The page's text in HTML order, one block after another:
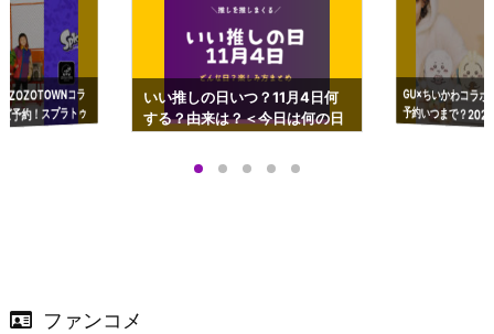
コラ
予約！スプラトゥ
ップも渋谷Hz
いい推しの日いつ？11月4日何
する？由来は？＜今日は何の日
GU×ちいかわコラ
予約いつまで？
ーチやショルダー
ファンコメ